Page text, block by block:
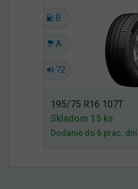
B
A
72
195/75 R16 107T
Skladom 15 ks
Dodanie do 6 prac. dní